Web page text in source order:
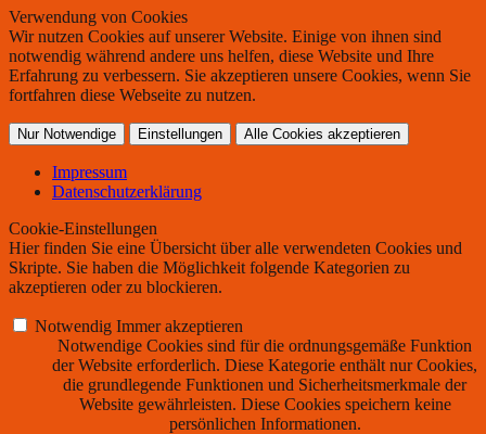
Verwendung von Cookies
Wir nutzen Cookies auf unserer Website. Einige von ihnen sind
notwendig während andere uns helfen, diese Website und Ihre
Erfahrung zu verbessern. Sie akzeptieren unsere Cookies, wenn Sie
fortfahren diese Webseite zu nutzen.
Nur Notwendige Einstellungen Alle Cookies akzeptieren
Impressum
Datenschutzerklärung
Cookie-Einstellungen
Hier finden Sie eine Übersicht über alle verwendeten Cookies und
Skripte. Sie haben die Möglichkeit folgende Kategorien zu
akzeptieren oder zu blockieren.
Notwendig Immer akzeptieren
Notwendige Cookies sind für die ordnungsgemäße Funktion
der Website erforderlich. Diese Kategorie enthält nur Cookies,
die grundlegende Funktionen und Sicherheitsmerkmale der
Website gewährleisten. Diese Cookies speichern keine
persönlichen Informationen.